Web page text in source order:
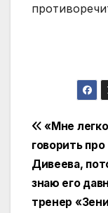
по
«Мне легко
говорить про
Дивеева,
знаю его
тренер